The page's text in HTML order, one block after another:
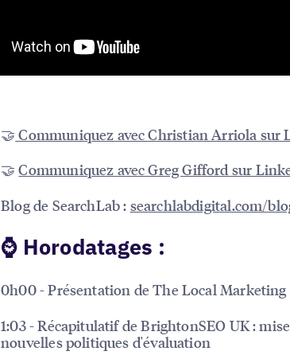
🤝 Communiquez avec Christian Arriola sur
🤝Communiquez avec Greg Gifford sur
Blog de SearchLab : searchlabdigital.com/
⌚️ Horodatages :
0h00 - Présentation de The Local
1:03 - Récapitulatif de BrightonSEO UK :
nouvelles politiques d'évaluation